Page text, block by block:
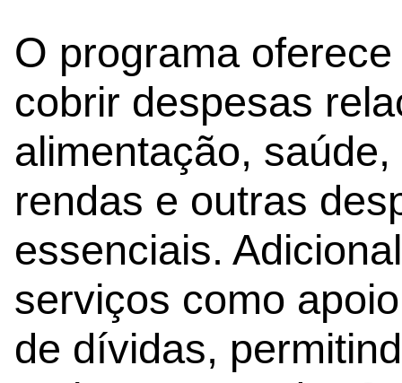
O programa
cobrir despesas
alimentação,
rendas e outras
essenciais.
serviços como
de dívidas,